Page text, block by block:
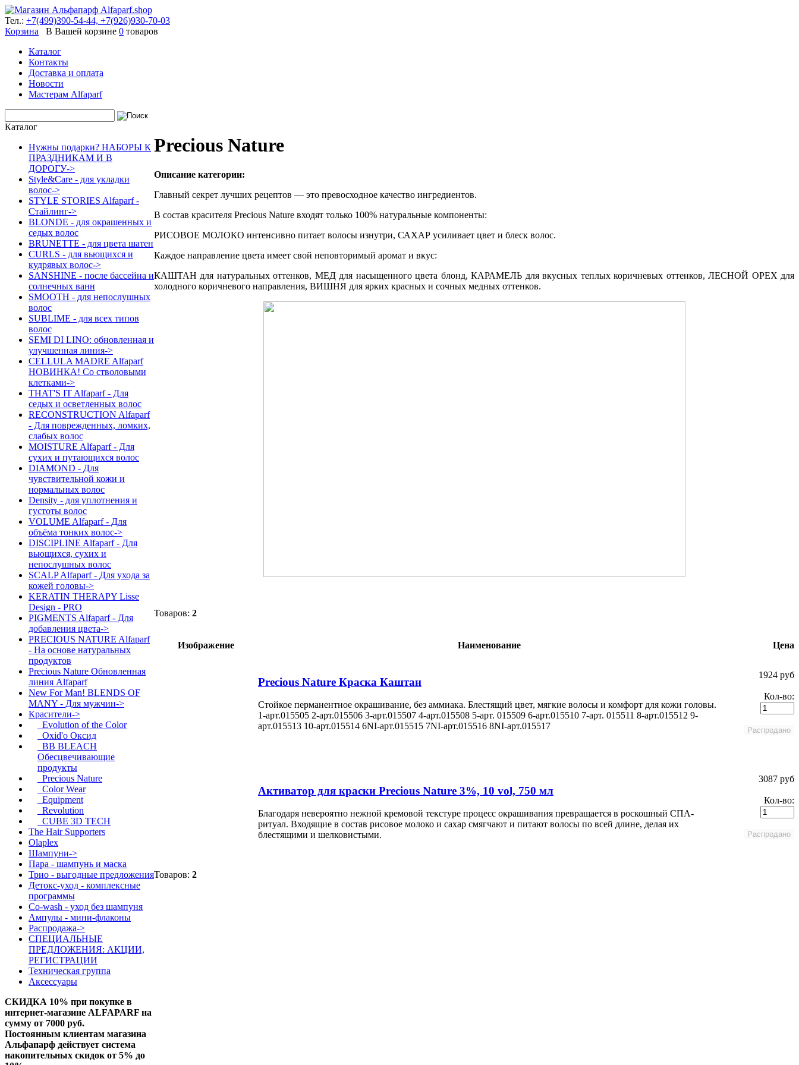
Тел.: +7(499)390-54-44, +7(926)930-70-03
Корзина В Вашей корзине 0 товаров
Каталог
Контакты
Доставка и оплата
Новости
Мастерам Alfaparf
Каталог
Нужны подарки? НАБОРЫ К
ПРАЗДНИКАМ И В
ДОРОГУ->
Style&Care - для укладки
волос->
STYLE STORIES Alfaparf -
Стайлинг->
BLONDE - для окрашенных и
седых волос
BRUNETTE - для цвета шатен
CURLS - для вьющихся и
кудрявых волос->
SANSHINE - после бассейна и
солнечных ванн
SMOOTH - для непослушных
волос
SUBLIME - для всех типов
волос
SEMI DI LINO: обновленная и
улучшенная линия->
CELLULA MADRE Alfaparf
НОВИНКА! Со стволовыми
клетками->
THAT'S IT Alfaparf - Для
седых и осветленных волос
RECONSTRUCTION Alfaparf
- Для поврежденных, ломких,
слабых волос
MOISTURE Alfaparf - Для
сухих и путающихся волос
DIAMOND - Для
чувствительной кожи и
нормальных волос
Density - для уплотнения и
густоты волос
VOLUME Alfaparf - Для
объёма тонких волос->
DISCIPLINE Alfaparf - Для
вьющихся, сухих и
непослушных волос
SCALP Alfaparf - Для ухода за
кожей головы->
KERATIN THERAPY Lisse
Design - PRO
PIGMENTS Alfaparf - Для
добавления цвета->
PRECIOUS NATURE Alfaparf
- На основе натуральных
продуктов
Precious Nature Обновленная
линия Alfaparf
New For Man! BLENDS OF
MANY - Для мужчин->
Красители->
Evolution of the Color
Oxid'o Оксид
BB BLEACH
Обесцвечивающие
продукты
Precious Nature
Color Wear
Equipment
Revolution
CUBE 3D TECH
The Hair Supporters
Olaplex
Шампуни->
Пара - шампунь и маска
Трио - выгодные предложения
Детокс-уход - комплексные
программы
Co-wash - уход без шампуня
Ампулы - мини-флаконы
Распродажа->
СПЕЦИАЛЬНЫЕ
ПРЕДЛОЖЕНИЯ: АКЦИИ,
РЕГИСТРАЦИИ
Техническая группа
Аксессуары
СКИДКА 10% при покупке в
интернет-магазине ALFAPARF на
сумму от 7000 руб.
Постоянным клиентам магазина
Альфапарф действует система
накопительных скидок от 5% до
Precious Nature
Описание категории:
Главный секрет лучших рецептов — это превосходное качество ингредиентов.
В состав красителя Precious Nature входят только 100% натуральные компоненты:
РИСОВОЕ МОЛОКО интенсивно питает волосы изнутри, САХАР усиливает цвет и блеск волос.
Каждое направление цвета имеет свой неповторимый аромат и вкус:
КАШТАН для натуральных оттенков, МЕД для насыщенного цвета блонд,КАРАМЕЛЬ для вкусных теплых коричневых оттенков,ЛЕСНОЙ ОРЕХ для
холодного коричневого направления, ВИШНЯ для ярких красных и сочных медных оттенков.
Товаров: 2
Изображение Наименование Цена
Precious Nature Краска Каштан
Стойкое перманентное окрашивание, без аммиака. Блестящий цвет, мягкие волосы и комфорт для кожи головы.
1-арт.015505 2-арт.015506 3-арт.015507 4-арт.015508 5-арт. 015509 6-арт.015510 7-арт. 015511 8-арт.015512 9-
арт.015513 10-арт.015514 6NI-арт.015515 7NI-арт.015516 8NI-арт.015517
1924 руб
Кол-во:
Активатор для краски Precious Nature 3%, 10 vol, 750 мл
Благодаря невероятно нежной кремовой текстуре процесс окрашивания превращается в роскошный СПА-
ритуал. Входящие в состав рисовое молоко и сахар смягчают и питают волосы по всей длине, делая их
блестящими и шелковистыми.
3087 руб
Кол-во:
Товаров: 2